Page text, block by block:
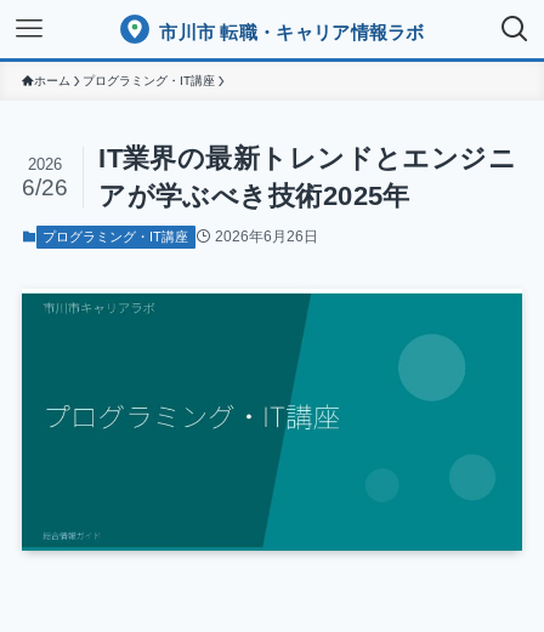
市川市 転職・キャリア情報ラボ
ホーム プログラミング・IT講座
IT業界の最新トレンドとエンジニ
アが学ぶべき技術2025年
2026
6/26
プログラミング・IT講座 2026年6月26日